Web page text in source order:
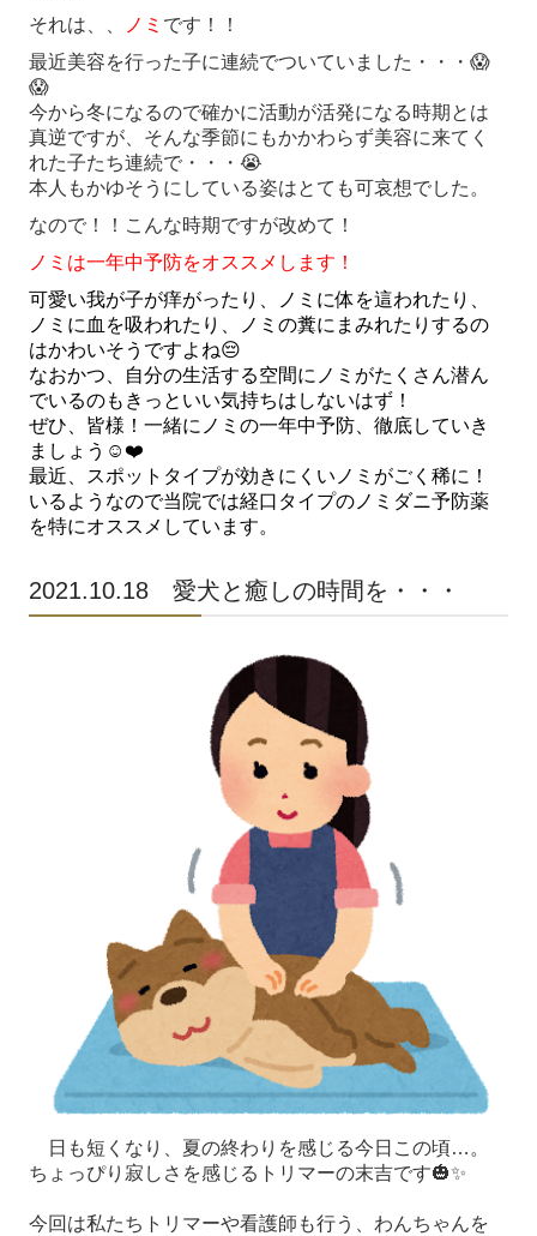
それは、、
ノミ です！！
最近美容を行った子に連続でついていました・・・😱
😱
今から冬になるので確かに活動が活発になる時期とは
真逆ですが、そんな季節にもかかわらず美容に来てく
れた子たち連続で・・・😭
本人もかゆそうにしている姿はとても可哀想でした。
なので！！こんな時期ですが改めて！
ノミは一年中予防をオススメ します！
可愛い我が子が痒がったり、ノミに体を這われたり、
ノミに血を吸われたり、ノミの糞にまみれたりするの
はかわいそうですよね😔
なおかつ、自分の生活する空間にノミがたくさん潜ん
でいるのもきっといい気持ちはしないはず！
ぜひ、皆様！一緒にノミの一年中予防、徹底していき
ましょう☺️❤️
最近、スポットタイプが効きにくいノミがごく稀に！
いるようなので当院では経口タイプのノミダニ予防薬
を特にオススメしています。
2021.10.18 愛犬と癒しの時間を・・・
日も短くなり、夏の終わりを感じる今日この頃…。
ちょっぴり寂しさを感じるトリマーの末吉です🎃✨
今回は私たちトリマーや看護師も行う、わんちゃんを